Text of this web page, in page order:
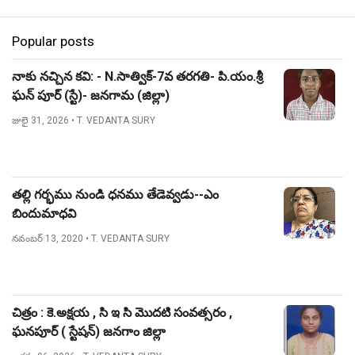
Popular posts
నాకు నచ్చిన కవి: - N.సాత్విక్-7వ తరగతి- పి.యం.శ్రీ
ఘన్ పూర్ (స్టే)- జనగామ (జిల్లా)
జులై 31, 2026 • T. VEDANTA SURY
తల్లి గర్భము నుండి ధనము తేడెవ్వడు--ఎం
బిందుమాధవి
నవంబర్ 13, 2020 • T. VEDANTA SURY
చిత్రం : కె.అక్షయ , సి ఇ సి మొదటి సంవత్సరం ,
ఘనపూర్ ( స్టేషన్) జనగాం జిల్లా